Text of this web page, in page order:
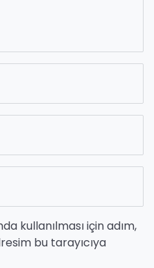
kullanılması için adım,
bu tarayıcıya